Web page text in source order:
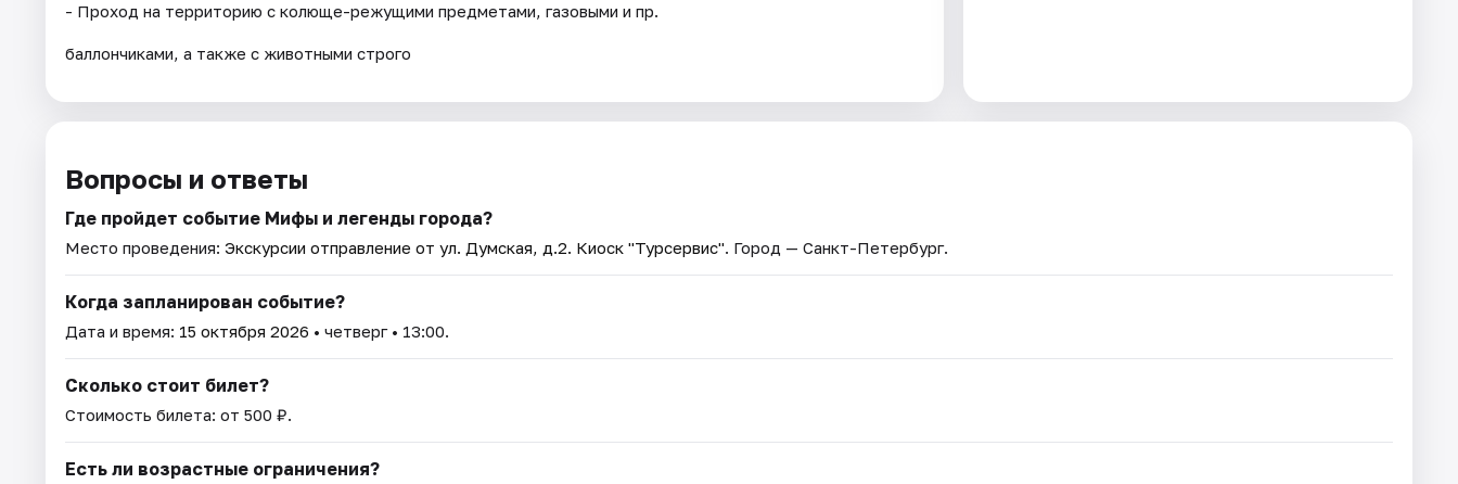
- Проход на территорию с колюще-режущими предметами, газовыми и пр.
баллончиками, а также с животными строго
Вопросы и ответы
Где пройдет событие Мифы и легенды города?
Место проведения: Экскурсии отправление от ул. Думская, д.2. Киоск "Турсервис". Город — Санкт-Петербург.
Когда запланирован событие?
Дата и время: 15 октября 2026 • четверг • 13:00.
Сколько стоит билет?
Стоимость билета: от 500 ₽.
Есть ли возрастные ограничения?